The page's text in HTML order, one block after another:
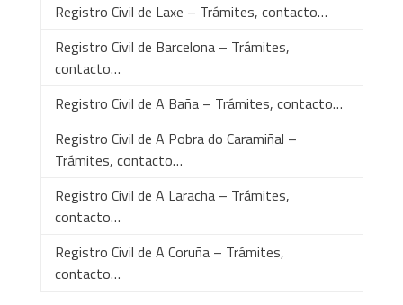
Registro Civil de Laxe – Trámites, contacto…
Registro Civil de Barcelona – Trámites,
contacto…
Registro Civil de A Baña – Trámites, contacto…
Registro Civil de A Pobra do Caramiñal –
Trámites, contacto…
Registro Civil de A Laracha – Trámites,
contacto…
Registro Civil de A Coruña – Trámites,
contacto…